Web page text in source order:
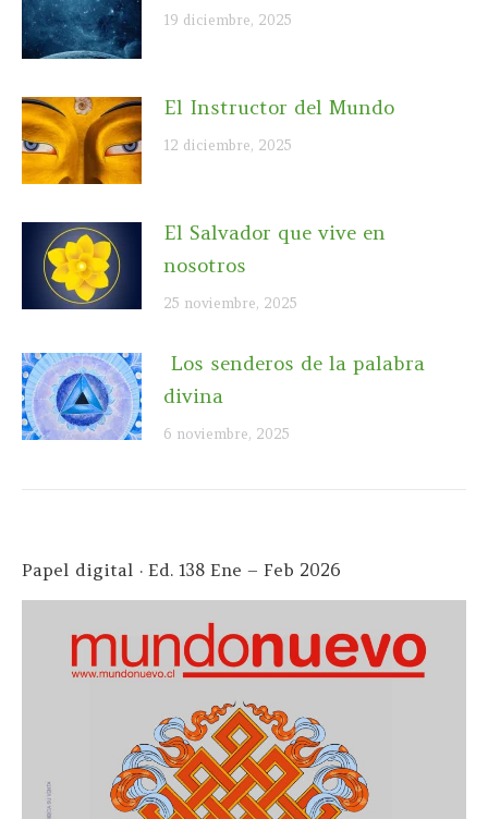
19 diciembre, 2025
El Instructor del Mundo
12 diciembre, 2025
El Salvador que vive en
nosotros
25 noviembre, 2025
Los senderos de la palabra
divina
6 noviembre, 2025
Papel digital · Ed. 138 Ene – Feb 2026